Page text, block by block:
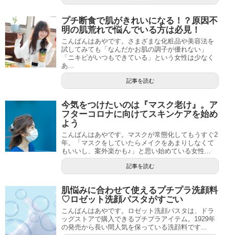
プチ断食で肌がきれいになる！？原因不
明の肌荒れで悩んでいる方は必見！
こんばんはあやです。さまざまな化粧品や美容法を
試してみても「なんだかお肌の調子が優れない」
「ニキビがいつもできている」という女性は少なく
あ...
記事を読む
今気をつけたいのは『マスク老け』。ア
フターコロナに向けてスキンケアを始め
よう
こんばんはあやです。マスクが常態化してもうすぐ2
年。「マスクをしていたらメイクをあまりしなくて
もいいし、案外楽かも♪」と思い始めている女性...
記事を読む
肌悩みに合わせて使えるプチプラ洗顔料
♡ロゼット洗顔パスタがすごい
こんばんはあやです。ロゼット洗顔パスタは、ドラ
ッグストアで購入できるプチプラアイテム。1929年
の発売から長い間人気を保っている洗顔料です...